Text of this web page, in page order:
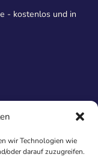
wir Technologien wie
oder darauf zuzugreifen.
- kostenlos und in